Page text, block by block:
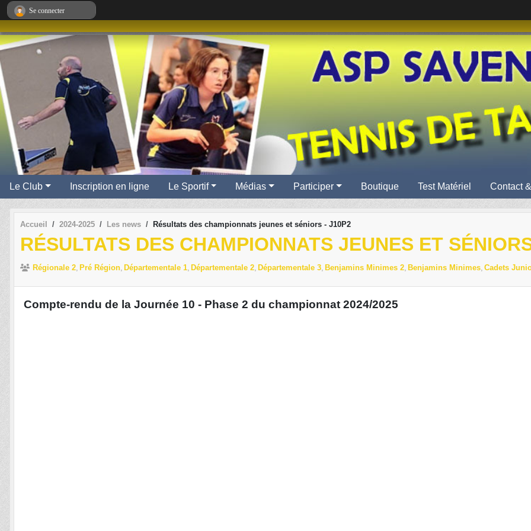
Le Club Inscription en ligne Le Sportif Médias Participer Boutique Test Matériel Contact
Accueil 2024-2025 Les news Résultats des championnats jeunes et séniors - J10P2
RÉSULTATS DES CHAMPIONNATS JEUNES ET
Régionale 2 Pré Région Départementale 1 Départementale 2 Départementale 3 Benjamins Minimes 2 Benjamins Minimes Cadets
Compte-rendu de la Journée 10 - Phase 2 du championnat 2024/2025
Se connecter
Panneau de gestion des cookies